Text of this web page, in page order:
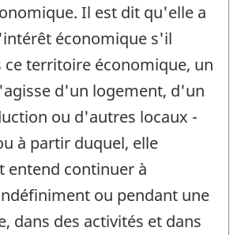
Il est dit qu'elle a
économique s'il
ce territoire économique, un
d'un logement, d'un
ou d'autres locaux -
à partir duquel, elle
entend continuer à
ou pendant une
dans des activités et dans